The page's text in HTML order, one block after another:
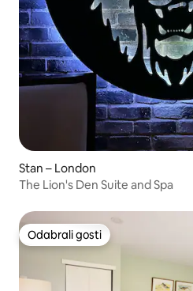
Stan – London
The Lion's Den Suite and Spa
Odabrali gosti
Odabrali gosti